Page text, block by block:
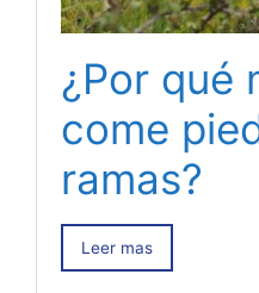
¿Por qué
come
ramas?
Leer mas